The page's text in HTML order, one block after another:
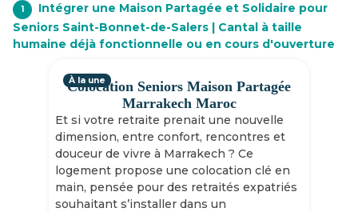
1
Intégrer une Maison Partagée et Solidaire pour
Seniors Saint-Bonnet-de-Salers | Cantal à taille
humaine déjà fonctionnelle ou en cours d'ouverture
Colocation Seniors Maison Partagée
Marrakech Maroc
Et si votre retraite prenait une nouvelle
dimension, entre confort, rencontres et
douceur de vivre à Marrakech ? Ce
logement propose une colocation clé en
main, pensée pour des retraités expatriés
souhaitant s’installer dans un
À la une